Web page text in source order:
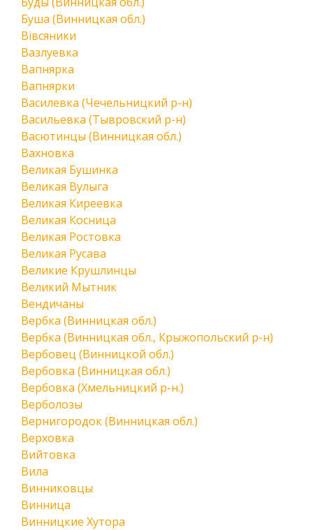
Буша (Винницкая обл.)
Вівсяники
Вазлуевка
Вапнярка
Вапнярки
Василевка (Чечельницкий р-н)
Васильевка (Тывровский р-н)
Васютинцы (Винницкая обл.)
Вахновка
Великая Бушинка
Великая Вулыга
Великая Киреевка
Великая Косница
Великая Ростовка
Великая Русава
Великие Крушлинцы
Великий Мытник
Вендичаны
Вербка (Винницкая обл.)
Вербка (Винницкая обл., Крыжопольский р-н)
Вербовец (Винницкой обл.)
Вербовка (Винницкая обл.)
Вербовка (Хмельницкий р-н.)
Верболозы
Вернигородок (Винницкая обл.)
Верховка
Вийтовка
Вила
Винниковцы
Винница
Винницкие Хутора